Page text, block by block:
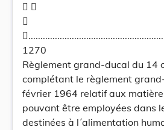
 

1270
Règlement grand-ducal du 14
complétant le règlement
février 1964 relatif aux
pouvant être employées dans
destinées à l´alimentation